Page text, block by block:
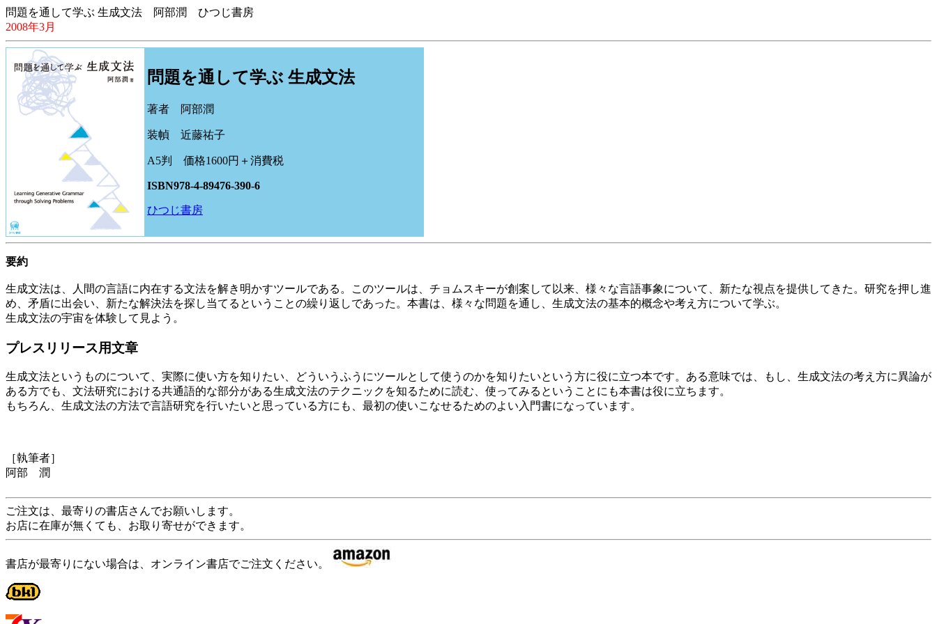
問題を通して学ぶ 生成文法 阿部潤 ひつじ書房
2008年3月
問題を通して学ぶ 生成文法
著者 阿部潤
装幀 近藤祐子
A5判 価格1600円＋消費税
ISBN978-4-89476-390-6
ひつじ書房
要約
生成文法は、人間の言語に内在する文法を解き明かすツールである。このツールは、チョムスキーが創案して以来、様々な言語事象について、新たな視点を提供してきた。研究を押し進
め、矛盾に出会い、新たな解決法を探し当てるということの繰り返しであった。本書は、様々な問題を通し、生成文法の基本的概念や考え方について学ぶ。
生成文法の宇宙を体験して見よう。
プレスリリース用文章
生成文法というものについて、実際に使い方を知りたい、どういうふうにツールとして使うのかを知りたいという方に役に立つ本です。ある意味では、もし、生成文法の考え方に異論が
ある方でも、文法研究における共通語的な部分がある生成文法のテクニックを知るために読む、使ってみるということにも本書は役に立ちます。
もちろん、生成文法の方法で言語研究を行いたいと思っている方にも、最初の使いこなせるためのよい入門書になっています。
［執筆者］
阿部 潤
ご注文は、最寄りの書店さんでお願いします。
お店に在庫が無くても、お取り寄せができます。
書店が最寄りにない場合は、オンライン書店でご注文ください。